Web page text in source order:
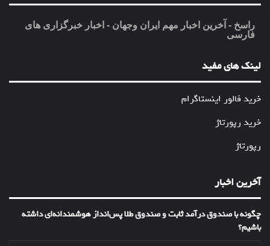
راسخ - آخرین اخبار مهم ایران وجهان - اخبار خبرگزاری های
فارسی
لینک های مفید
خرید فالور اینستاگرام
خرید رپورتاژ
رپورتاژ
آخرین اخبار
چگونه با صندوق درآمد ثابت و صندوق طلا پس‌انداز هوشمندانه‌ای داشته
باشیم؟